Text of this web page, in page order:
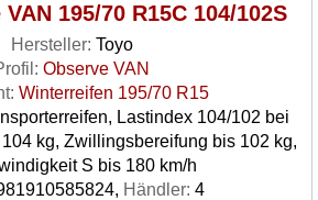
195/70 R15C 104/102S
Hersteller: Toyo
Observe VAN
Winterreifen 195/70 R15
Lastindex 104/102 bei
kg, Zwillingsbereifung bis 102 kg,
S bis 180 km/h
Händler: 4